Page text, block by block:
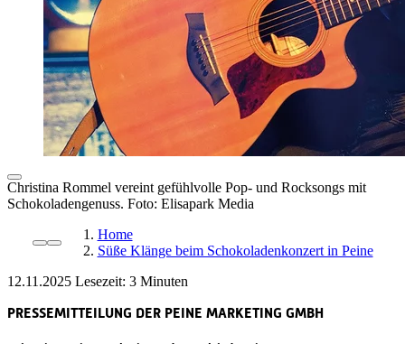
Christina Rommel vereint gefühlvolle Pop- und Rocksongs mit
Schokoladengenuss. Foto: Elisapark Media
Home
Süße Klänge beim Schokoladenkonzert in Peine
12.11.2025 Lesezeit:
PRESSEMITTEILUNG DER PEINE MARKETING GMBH